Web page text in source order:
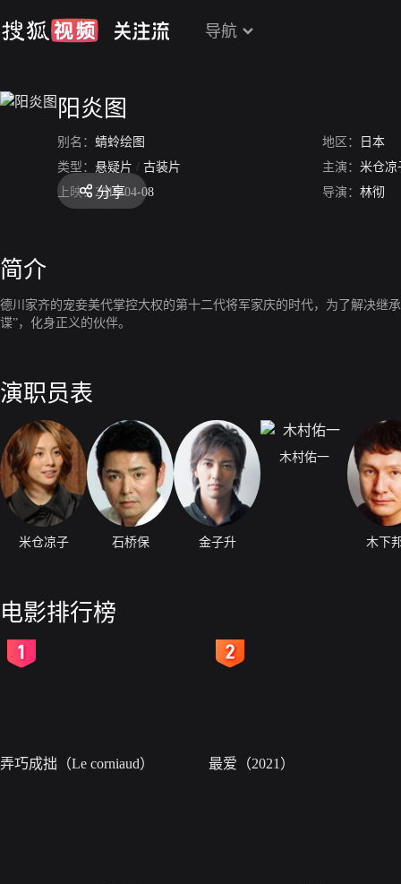
导航
阳炎图
别名： 蜻蛉绘图 地区：
日本
类型： 悬疑片 / 古装片 主演： 米仓凉
上映： 2016-04-08 导演： 林彻
分享
简介
德川家齐的宠妾美代掌控大权的第十二代将军家庆的时代，为了解决继
谍”，化身正义的伙伴。
演职员表
米仓凉子 石桥保 金子升
木村佑一
木下
电影排行榜
弄巧成拙（Le corniaud） 最爱（2021）